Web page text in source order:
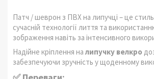
Патч / шеврон з ПВХ на липучці – це
сучасній технології лиття та
зображення навіть за інтенсивного
Надійне кріплення налипучку велкро
забезпечуючи зручність у щоденному